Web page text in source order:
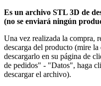
Es un archivo STL 3D de
(no se enviará ningún
Una vez realizada la compra,
descarga del producto (mire
descargarlo en su página de
de pedidos" - "Datos", haga
descargar el archivo).